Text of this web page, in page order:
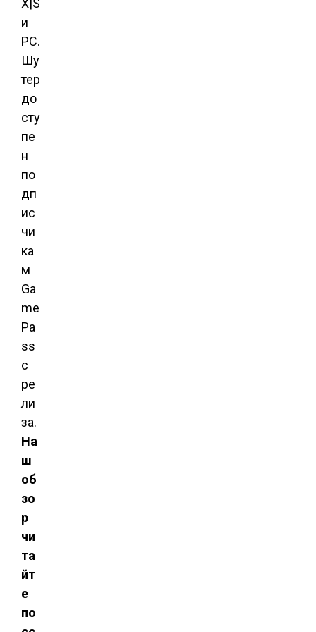
X|S
и
PC.
Шу
тер
до
сту
пе
н
по
дп
ис
чи
ка
м
Ga
me
Pa
ss
с
ре
ли
за.
На
ш
об
зо
р
чи
та
йт
е
по